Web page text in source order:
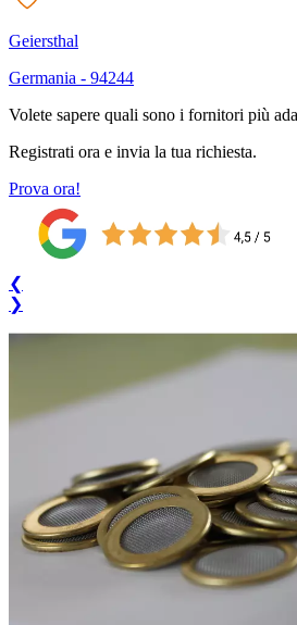
Geiersthal
Germania - 94244
Volete sapere quali sono i fornitori più
Registrati ora e invia la tua richiesta.
Prova ora!
❮
❯